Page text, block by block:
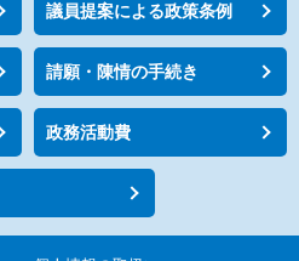
議員提案による政策条例
請願・陳情の手続き
政務活動費